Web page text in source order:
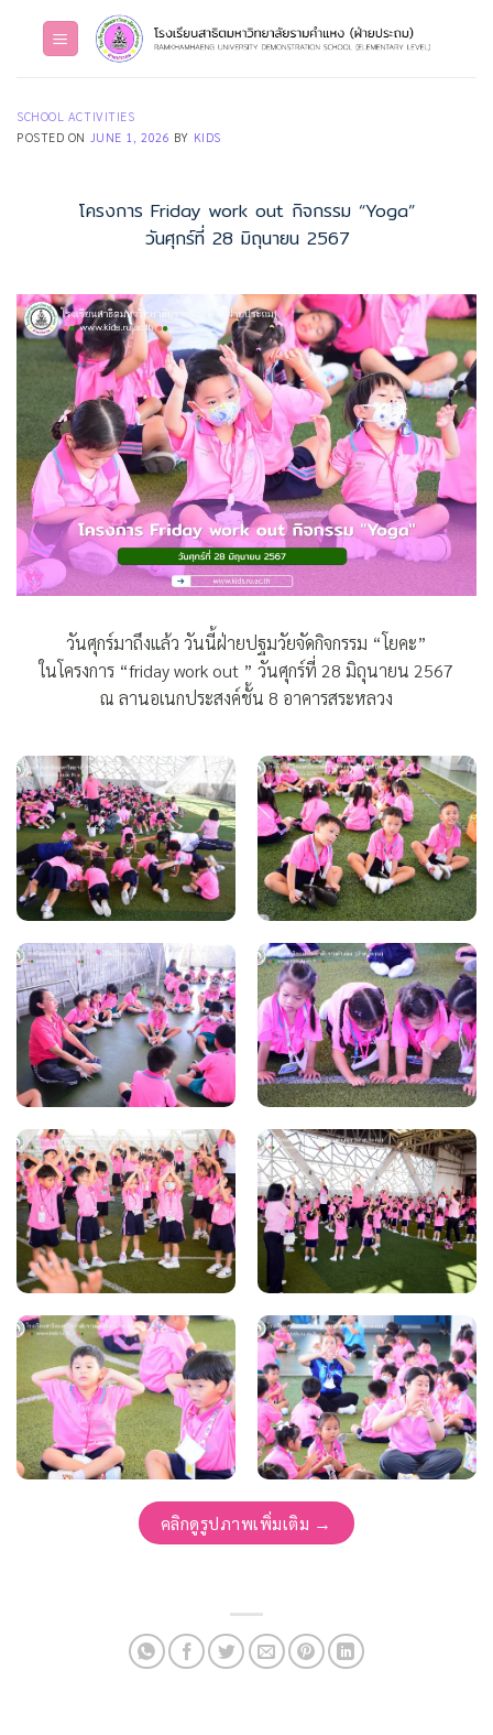
SCHOOL ACTIVITIES
POSTED ON JUNE 1, 2026 BY KIDS
โครงการ Friday work out กิจกรรม “Yoga”
วันศุกร์ที่ 28 มิถุนายน 2567
วันศุกร์มาถึงแล้ว วันนี้ฝ่ายปฐมวัยจัดกิจกรรม “โยคะ”
ในโครงการ “friday work out ” วันศุกร์ที่ 28 มิถุนายน 2567
ณ ลานอเนกประสงค์ชั้น 8 อาคารสระหลวง
คลิกดูรูปภาพเพิ่มเติม →